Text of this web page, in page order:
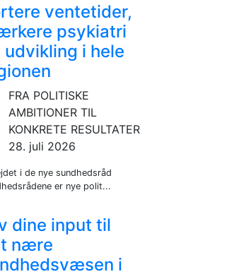
ventetider,
psykiatri
udvikling i hele
FRA POLITISKE
AMBITIONER TIL
KONKRETE RESULTATER
28. juli 2026
i de nye sundhedsråd
er nye polit...
dine input til
nære
i